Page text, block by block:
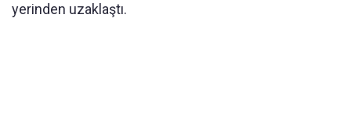
yerinden uzaklaştı.